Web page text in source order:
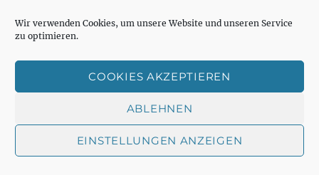
Wir verwenden Cookies, um unsere Website und unseren Service
zu optimieren.
COOKIES AKZEPTIEREN
ABLEHNEN
EINSTELLUNGEN ANZEIGEN
Tankstellen
Telekommunikation
Getränkemarkt
Kaffehäuser
Weinhändler
Wohnen